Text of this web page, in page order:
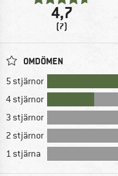
4,7
(7)
OMDÖMEN
5 stjärnor
4 stjärnor
3 stjärnor
2 stjärnor
1 stjärna